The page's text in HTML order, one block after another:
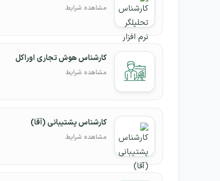
مشاهده شرایط
کارشناس هوش تجاری اوراکل
مشاهده شرایط
کارشناس پشتیبانی (آقا)
مشاهده شرایط